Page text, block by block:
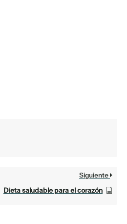
Siguiente
Dieta saludable para el corazón